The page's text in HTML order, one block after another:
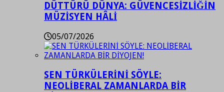
DÜTTÜRÜ DÜNYA: GÜVENCESİZLİĞİN
MÜZİSYEN HÂLİ
05/07/2026
SEN TÜRKÜLERİNİ SÖYLE:
NEOLİBERAL ZAMANLARDA BİR